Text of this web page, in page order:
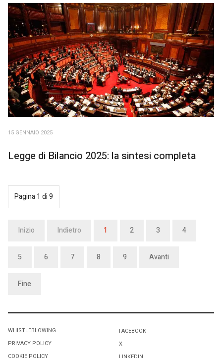
15 GENNAIO 2025
Legge di Bilancio 2025: la sintesi completa
Pagina 1 di 9
Inizio Indietro 1 2 3 4
5 6 7 8 9 Avanti
Fine
WHISTLEBLOWING
PRIVACY POLICY
COOKIE POLICY
FACEBOOK
X